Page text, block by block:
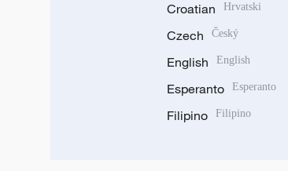
Croatian Hrvatski
Czech Český
English English
Esperanto Esperanto
Filipino Filipino